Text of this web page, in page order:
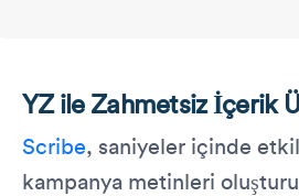
YZ ile Zahmetsiz İçerik
Scribe, saniyeler içinde
kampanya metinleri